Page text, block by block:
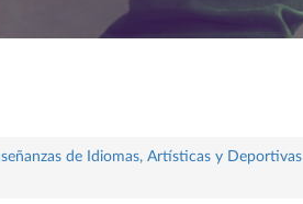
de Idiomas, Artísticas y Deportivas